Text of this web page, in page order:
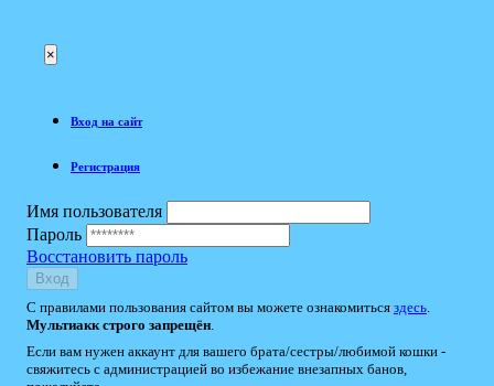
×
Вход на сайт
Регистрация
Имя пользователя
Пароль
Восстановить пароль
Вход
С правилами пользования сайтом вы можете ознакомиться здесь
Мультиакк строго запрещён
Если вам нужен аккаунт для вашего брата/сестры/любимой кошки -
свяжитесь с администрацией во избежание внезапных банов,